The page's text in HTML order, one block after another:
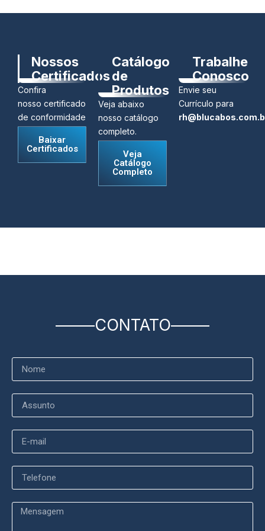
Nossos
Certificados
Confira
nosso certificado
de conformidade
Baixar
Certificados
Catálogo
de
Produtos
Veja abaixo
nosso catálogo
completo.
Veja
Catálogo
Completo
Trabalhe
Conosco
Envie seu
Currículo para
CONTATO